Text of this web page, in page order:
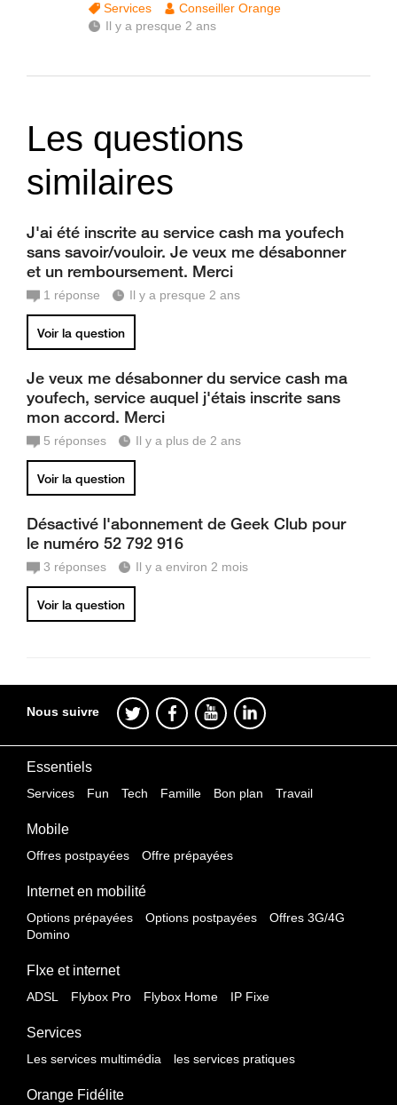
Services
Conseiller Orange
Il y a presque 2 ans
Les questions
similaires
J'ai été inscrite au service cash ma youfech
sans savoir/vouloir. Je veux me désabonner
et un remboursement. Merci
1 réponse Il y a presque 2 ans
Voir la question
Je veux me désabonner du service cash ma
youfech, service auquel j'étais inscrite sans
mon accord. Merci
5 réponses Il y a plus de 2 ans
Voir la question
Désactivé l'abonnement de Geek Club pour
le numéro 52 792 916
3 réponses Il y a environ 2 mois
Voir la question
Nous suivre
Essentiels
Services Fun Tech Famille Bon plan Travail
Mobile
Offres postpayées Offre prépayées
Internet en mobilité
Options prépayées Options postpayées
Offres 3G/4G
Domino
FIxe et internet
ADSL Flybox Pro Flybox Home IP Fixe
Services
Les services multimédia les services pratiques
Orange Fidélite